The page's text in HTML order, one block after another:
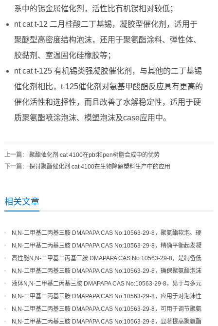
系中的锡金属催化剂，活性比有机锡相对较低；
nt cat t-12 二月桂酸二丁基锡，凝胶型催化剂，适用于
聚醚型高密度结构泡沫，还用于聚氨酯涂料、弹性体、
胶黏剂、室温固化硅橡胶等；
nt cat t-125 有机锡类强凝胶催化剂，与其他的二丁基锡
催化剂相比，t-125催化剂对氨基甲酸酯反应具有更高的
催化活性和选择性，而且改善了水解稳定性，适用于硬
质聚氨酯喷涂泡沫、模塑泡沫及case应用中。
上一篇： 聚酯催化剂 cat 4100在pbt和pen树脂合成中的优势
下一篇： 探讨聚酯催化剂 cat 4100在生物降解塑料生产中的应用
相关文章
N,N-二甲基二丙基三胺 DMAPAPA CAS No:10563-29-8，聚氨酯软泡、硬
泡体系的高效平衡催化剂
N,N-二甲基二丙基三胺 DMAPAPA CAS No:10563-29-8，精确平衡起发凝
胶速率，优化泡沫结构细度
高性能N,N-二甲基二丙基三胺 DMAPAPA CAS No:10563-29-8，是制备低
气味、高品质聚氨酯的关键
N,N-二甲基二丙基三胺 DMAPAPA CAS No:10563-29-8，确保聚氨酯泡沫
具有良好的尺寸稳定性和回弹性
液体N,N-二甲基二丙基三胺 DMAPAPA CAS No:10563-29-8，易于与多元
醇混合，催化活性稳定可靠
N,N-二甲基二丙基三胺 DMAPAPA CAS No:10563-29-8，应用于对泡沫性
能和环保性有严格要求的领域
N,N-二甲基二丙基三胺 DMAPAPA CAS No:10563-29-8，可用于调节聚氨
酯体系的起发和凝胶活性
N,N-二甲基二丙基三胺 DMAPAPA CAS No:10563-29-8，显著提高聚氨酯